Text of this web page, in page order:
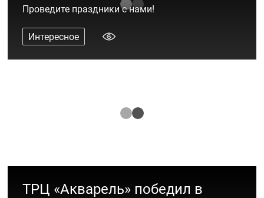
Проведите праздники с нами!
Интересное
рекламной кампании
ТРЦ «Акварель» победил в